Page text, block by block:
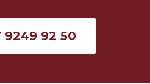
9249 92 50